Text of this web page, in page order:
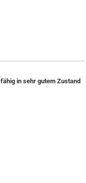
in sehr gutem Zustand